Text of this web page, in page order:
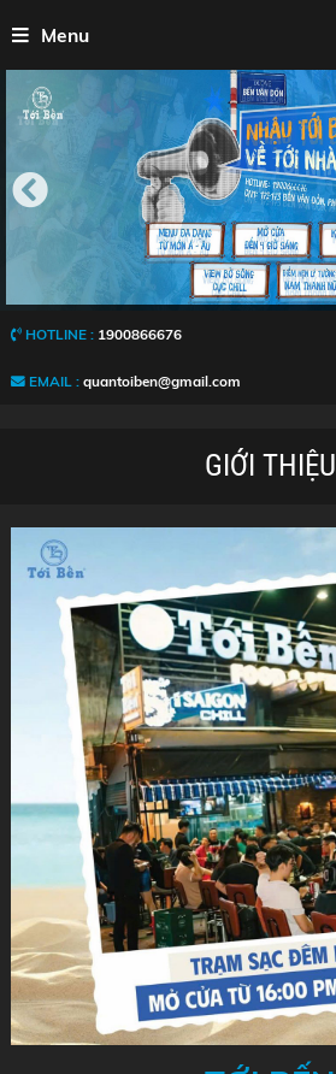
Menu
HOTLINE : 1900866676
EMAIL : quantoiben@gmail.com
GIỚI THIỆU